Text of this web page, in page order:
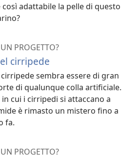
così adattabile la pelle di questo
PROGETTO?
cirripede
cirripede sembra essere di gran
di qualunque colla artificiale.
cui i cirripedi si attaccano a
è rimasto un mistero fino a
fa.
PROGETTO?